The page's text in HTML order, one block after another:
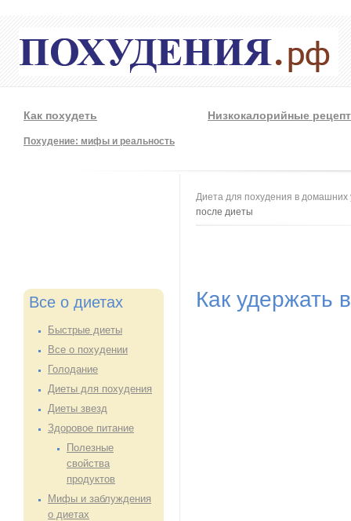
Как похудеть
Похудение: мифы и реальность
Низкокалорийные
Все о диетах
Быстрые диеты
Все о похудении
Голодание
Диеты для похудения
Диеты звезд
Здоровое питание
Полезные
свойства
продуктов
Мифы и заблуждения
о диетах
Вы здесь
Диета для похудения в домашних
после диеты
Как удержать